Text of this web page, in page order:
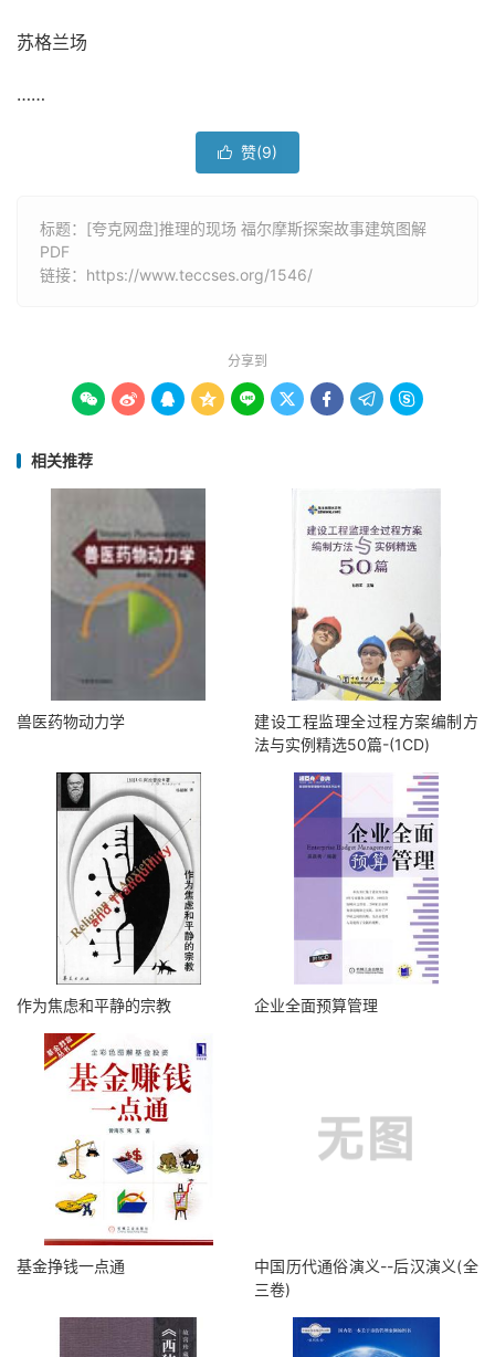
苏格兰场
……
 赞(9)
标题：[夸克网盘]推理的现场 福尔摩斯探案故事建筑图解
PDF
链接： https://www.teccses.org/1546/
分享到
        
相关推荐
兽医药物动力学
建设工程监理全过程方案编制方
法与实例精选50篇-(1CD)
作为焦虑和平静的宗教 企业全面预算管理
基金挣钱一点通
中国历代通俗演义--后汉演义(全
三卷)